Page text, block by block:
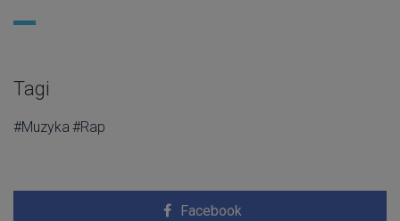
Tagi
#Muzyka #Rap
Facebook